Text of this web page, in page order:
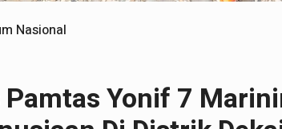
Nasional
Pamtas Yonif 7